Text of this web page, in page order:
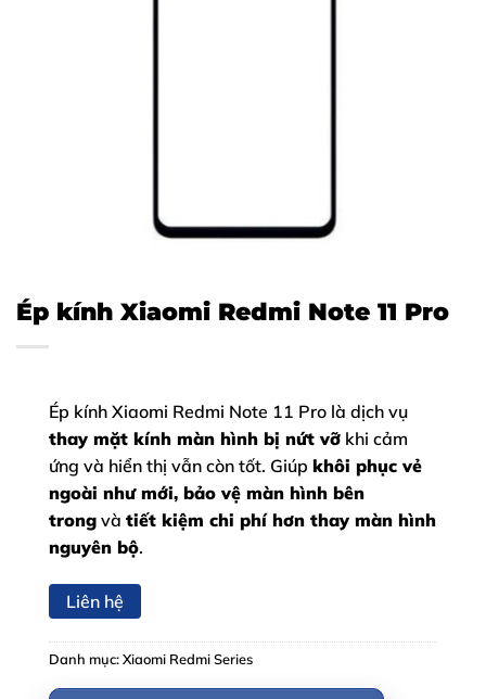
Ép kính Xiaomi Redmi Note 11 Pro
Ép kính Xiaomi Redmi Note 11 Pro là dịch vụ
thay mặt kính màn hình bị nứt vỡ khi cảm
ứng và hiển thị vẫn còn tốt. Giúp khôi phục vẻ
ngoài như mới, bảo vệ màn hình bên
trong và tiết kiệm chi phí hơn thay màn hình
nguyên bộ.
Liên hệ
Danh mục:Xiaomi Redmi Series